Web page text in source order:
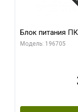
Блок питания
Модель: 196705